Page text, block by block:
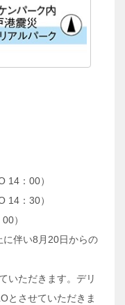
：00）
：30）
）
に伴い8月20日からの
いただきます。デリ
とさせていただきま